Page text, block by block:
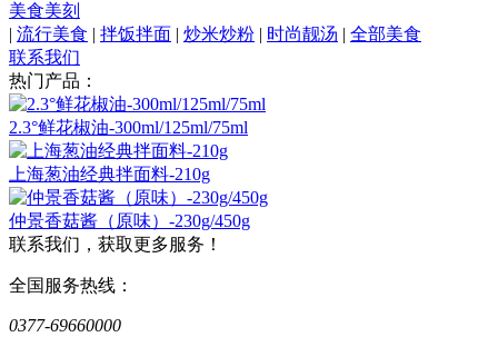
美食美刻
| 流行美食 | 拌饭拌面 | 炒米炒粉 | 时尚靓汤 | 全部美食
联系我们
热门产品：
2.3°鲜花椒油-300ml/125ml/75ml
上海葱油经典拌面料-210g
仲景香菇酱（原味）-230g/450g
联系我们，获取更多服务！
全国服务热线：
0377-69660000